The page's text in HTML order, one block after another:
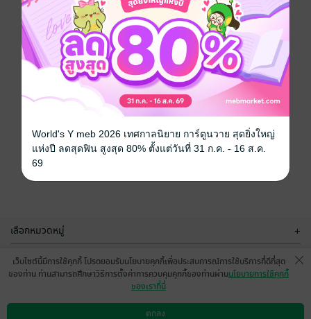
เลือกหมวดหมู่ +
บริการช่วยเหลือ +
เว็บไซต์นี้มีการใช้คุกกี้ โปรดยอมรับนโยบายคุกกี้เพื่อประสบการณ์การใช้บริการที่ดีที่สุด
ของท่าน ท่านสามารถศึกษาวิธีการตั้งค่าการควบคุมคุกกี้ของท่านผ่านนโยบายการใช้คุกกี้
ของเราที่นี่
ตกลง
World's Y meb 2026 เทศกาลนิยาย การ์ตูนวาย สุดยิ่งใหญ่
แห่งปี ลดสุดฟิน สูงสุด 80% ตั้งแต่วันที่ 31 ก.ค. - 16 ส.ค.
69